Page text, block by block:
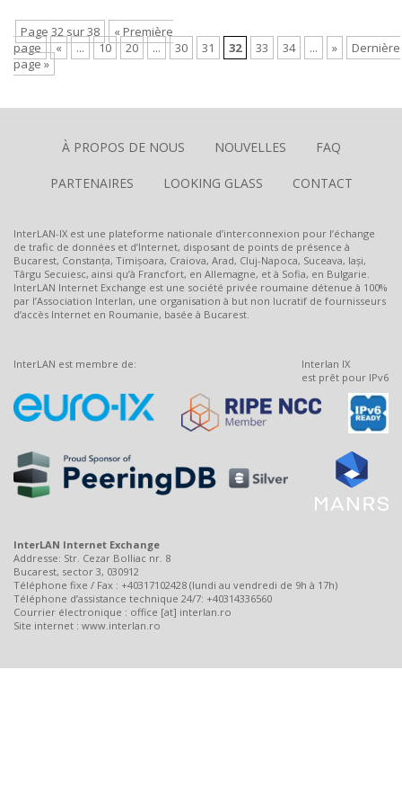
Page 32 sur 38
« Première
page
« ... 10 20 ... 30 31 32 33 34 ... »
Dernière
page »
À PROPOS DE NOUS NOUVELLES FAQ
PARTENAIRES LOOKING GLASS CONTACT
InterLAN-IX est une plateforme nationale d’interconnexion pour l’échange
de trafic de données et d’Internet, disposant de points de présence à
Bucarest, Constanța, Timișoara, Craiova, Arad, Cluj-Napoca, Suceava, Iași,
Târgu Secuiesc, ainsi qu’à Francfort, en Allemagne, et à Sofia, en Bulgarie.
InterLAN Internet Exchange est une société privée roumaine détenue à 100%
par l’Association Interlan, une organisation à but non lucratif de fournisseurs
d’accès Internet en Roumanie, basée à Bucarest.
InterLAN est membre de:
Interlan IX
est prêt pour IPv6
InterLAN Internet Exchange
Addresse: Str. Cezar Bolliac nr. 8
Bucarest, sector 3, 030912
Téléphone fixe / Fax : +40317102428 (lundi au vendredi de 9h à 17h)
Téléphone d’assistance technique 24/7: +40314336560
Courrier électronique : office [at] interlan.ro
Site internet : www.interlan.ro